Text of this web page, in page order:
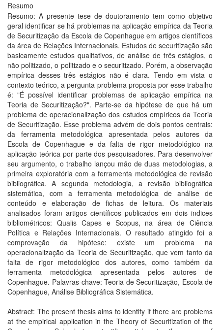
Resumo
Resumo: A presente tese de doutoramento tem como objetivo
geral identificar se há problemas na aplicação empírica da Teoria
de Securitização da Escola de Copenhague em artigos científicos
da área de Relações Internacionais. Estudos de securitização são
basicamente estudos qualitativos, de análise de três estágios, o
não politizado, o politizado e o securitizado. Porém, a observação
empírica desses três estágios não é clara. Tendo em vista o
contexto teórico, a pergunta problema proposta por esse trabalho
é: "É possível identificar problemas de aplicação empírica na
Teoria de Securitização?". Parte-se da hipótese de que há um
problema de operacionalização dos estudos empíricos da Teoria
de Securitização. Esse problema advém de dois pontos centrais:
da ferramenta metodológica apresentada pelos autores da
Escola de Copenhague e da falta de rigor metodológico na
aplicação teórica por parte dos pesquisadores. Para desenvolver
seu argumento, o trabalho lançou mão de duas metodologias, a
primeira exploratória com a ferramenta metodológica de revisão
bibliográfica. A segunda metodologia, a revisão bibliográfica
sistemática, com a ferramenta metodológica de análise de
conteúdo e elaboração de fichas de leitura. Os materiais
analisados foram artigos científicos publicados em dois indices
bibliométricos: Qualis Capes e Scopus, na área de Ciência
Política e Relações Internacionais. O resultado atingido foi a
comprovação da hipótese: existe um problema na
operacionalização da Teoria de Securitização, que vem tanto da
falta de rigor metodológico dos autores, como também da
ferramenta metodológica apresentada pelos autores de
Copenhague. Palavras-chave: Teoria de Securitização, Escola de
Copenhague, Análise Bibliográfica Sistemática.
Abstract: The present thesis aims to identify if there are problems
at the empirical application in the Theory of Securitization of the